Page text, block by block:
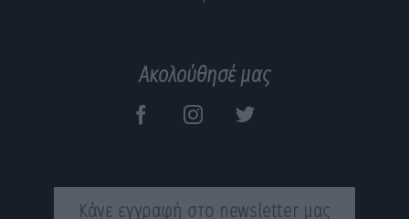
Ακολούθησέ μας
Κάνε εγγραφή στο newsletter μας